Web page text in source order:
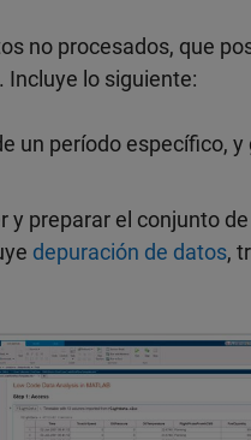
no procesados, que
Incluye lo siguiente:
un período específico,
y preparar el conjunto
depuración de datos,
de datos low-code con